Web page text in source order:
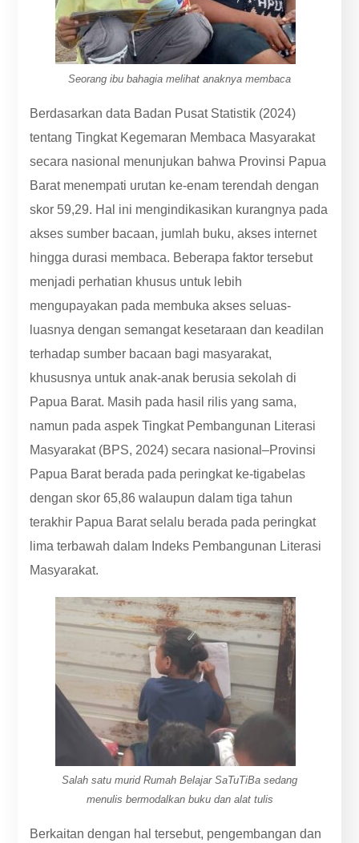
Seorang ibu bahagia melihat anaknya membaca
Berdasarkan data Badan Pusat Statistik (2024)
tentang Tingkat Kegemaran Membaca Masyarakat
secara nasional menunjukan bahwa Provinsi Papua
Barat menempati urutan ke-enam terendah dengan
skor 59,29. Hal ini mengindikasikan kurangnya pada
akses sumber bacaan, jumlah buku, akses internet
hingga durasi membaca. Beberapa faktor tersebut
menjadi perhatian khusus untuk lebih
mengupayakan pada membuka akses seluas-
luasnya dengan semangat kesetaraan dan keadilan
terhadap sumber bacaan bagi masyarakat,
khususnya untuk anak-anak berusia sekolah di
Papua Barat. Masih pada hasil rilis yang sama,
namun pada aspek Tingkat Pembangunan Literasi
Masyarakat (BPS, 2024) secara nasional–Provinsi
Papua Barat berada pada peringkat ke-tigabelas
dengan skor 65,86 walaupun dalam tiga tahun
terakhir Papua Barat selalu berada pada peringkat
lima terbawah dalam Indeks Pembangunan Literasi
Masyarakat.
Salah satu murid Rumah Belajar SaTuTiBa sedang
menulis bermodalkan buku dan alat tulis
Berkaitan dengan hal tersebut, pengembangan dan